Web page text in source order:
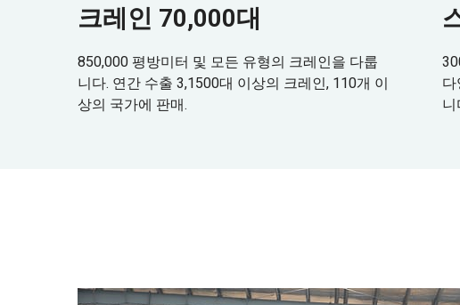
크레인 70,000대
850,000 평방미터 및 모든 유형의 크레인을 다룹
니다. 연간 수출 3,1500대 이상의 크레인, 110개 이
상의 국가에 판매.
니